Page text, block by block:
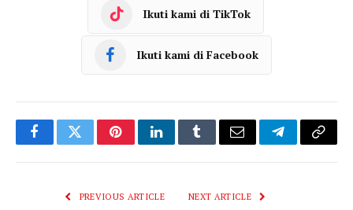
Ikuti kami di TikTok
Ikuti kami di Facebook
FacebookTwitterPinterestLinkedInTumblrEmail TelegramCopy
PREVIOUS ARTICLE NEXT ARTICLE